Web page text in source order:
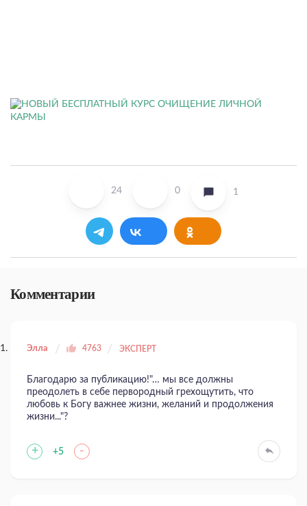
24 0 1
Комментарии
Элла 4763 ЭКСПЕРТ
Благодарю за публикацию!"… мы все должны
преодолеть в себе первородный грехощутить, что
любовь к Богу важнее жизни, желаний и продолжения
жизни..."?
+ +5 -